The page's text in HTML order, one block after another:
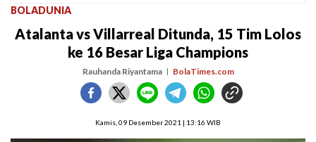
BOLADUNIA
Atalanta vs Villarreal Ditunda, 15 Tim Lolos
ke 16 Besar Liga Champions
Rauhanda Riyantama BolaTimes.com
Kamis, 09 Desember 2021 | 13:16 WIB